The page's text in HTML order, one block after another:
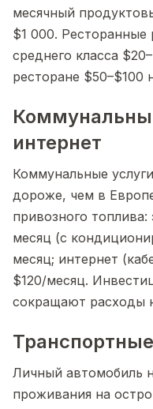
месячный
$1 000. Ресторанные
среднего класса
ресторане $50–$100
интернет
Коммунальные
дороже, чем в
привозного
месяц (с
месяц; интернет
$120/месяц.
сокращают расходы
Личный автомобиль
проживания на